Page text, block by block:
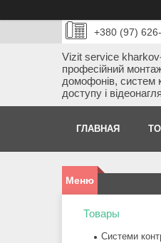
+380 (97)
Vizit service
професійний
домофонів, систем
доступу і
ГЛАВНАЯ
Товары
Системи